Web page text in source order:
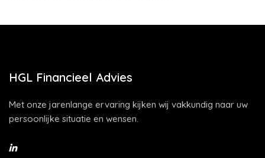
HGL Financieel Advies
Met onze jarenlange ervaring kijken wij vakkundig naar uw
persoonlijke situatie en wensen.